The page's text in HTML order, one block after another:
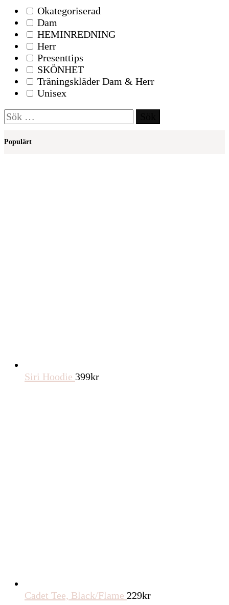
Okategoriserad
Dam
HEMINREDNING
Herr
Presenttips
SKÖNHET
Träningskläder Dam & Herr
Unisex
Sök
efter:
Populärt
Siri Hoodie 399kr
Cadet Tee, Black/Flame 229kr